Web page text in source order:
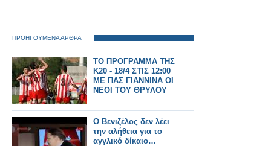
ΠΡΟΗΓΟΥΜΕΝΑ ΑΡΘΡΑ
ΤΟ ΠΡΟΓΡΑΜΜΑ ΤΗΣ
Κ20 - 18/4 ΣΤΙΣ 12:00
ΜΕ ΠΑΣ ΓΙΑΝΝΙΝΑ ΟΙ
ΝΕΟΙ ΤΟΥ ΘΡΥΛΟΥ
Ο Βενιζέλος δεν λέει
την αλήθεια για το
αγγλικό δίκαιο…